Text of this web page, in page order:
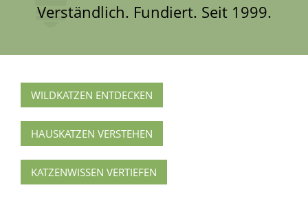
Verständlich. Fundiert. Seit 1999.
WILDKATZEN ENTDECKEN
HAUSKATZEN VERSTEHEN
KATZENWISSEN VERTIEFEN